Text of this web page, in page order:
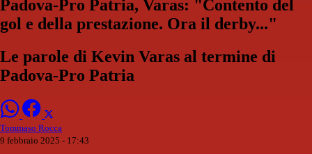
Padova-Pro Patria, Varas: "Contento del
gol e della prestazione. Ora il derby..."
Le parole di Kevin Varas al termine di
Padova-Pro Patria
Tommaso Rocca
9 febbraio 2025 - 17:43